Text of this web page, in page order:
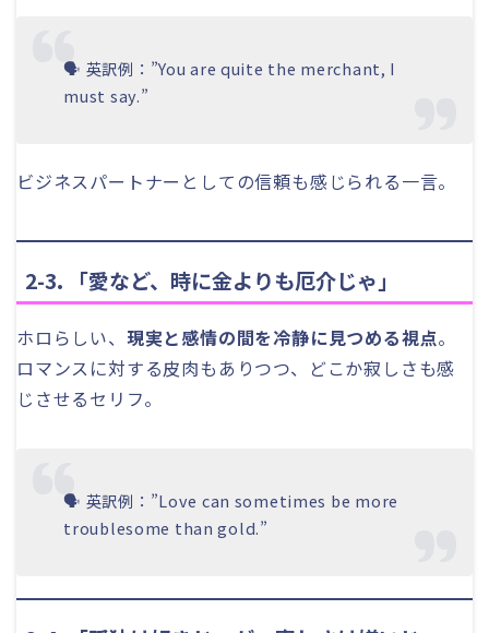
🗣 英訳例：”You are quite the merchant, I
must say.”
ビジネスパートナーとしての信頼も感じられる一言。
2-3. 「愛など、時に金よりも厄介じゃ」
ホロらしい、 現実と感情の間を冷静に見つめる視点。
ロマンスに対する皮肉もありつつ、どこか寂しさも感
じさせるセリフ。
🗣 英訳例：”Love can sometimes be more
troublesome than gold.”